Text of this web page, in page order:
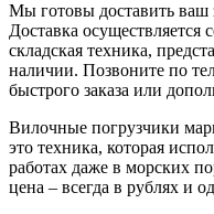
Мы готовы доставить ваш
Доставка осуществляется
складская техника,
наличии. Позвоните по
быстрого заказа или
Вилочные погрузчики
это техника, которая
работах даже в морских
цена – всегда в рублях и